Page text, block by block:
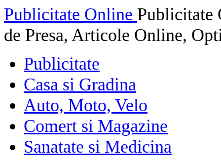
Publicitate Online Publicitate
de Presa, Articole Online,
Publicitate
Casa si Gradina
Auto, Moto, Velo
Comert si Magazine
Sanatate si Medicina